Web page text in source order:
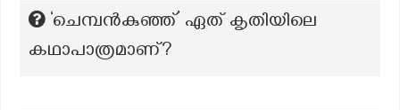
‘ചെമ്പൻകുഞ്ഞ്’ ഏത് കൃതിയിലെ
കഥാപാത്രമാണ്?